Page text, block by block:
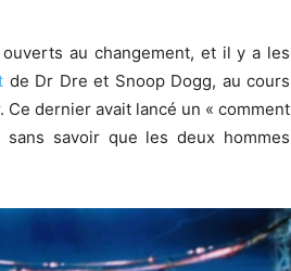
au changement, et il y a les
de Dr Dre et Snoop Dogg, au cours
dernier avait lancé un « comment
sans savoir que les deux hommes